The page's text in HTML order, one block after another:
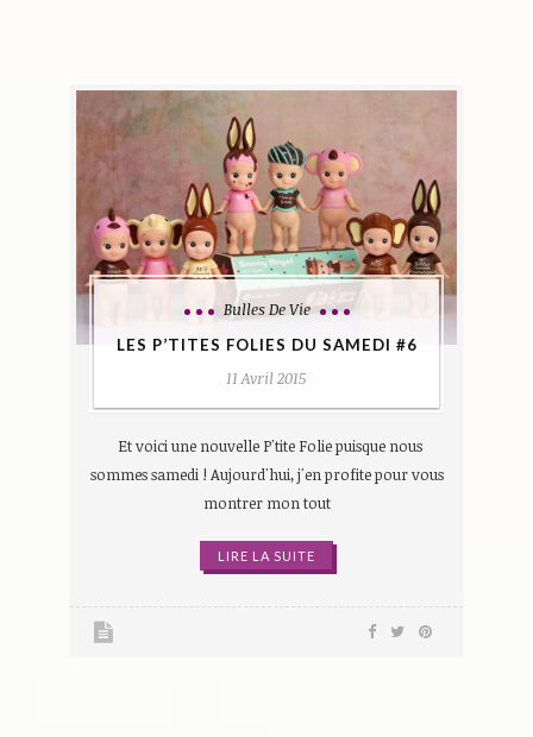
Bulles De Vie
LES P’TITES FOLIES DU SAMEDI #6
11 Avril 2015
Et voici une nouvelle P'tite Folie puisque nous
sommes samedi ! Aujourd'hui, j'en profite pour vous
montrer mon tout
LIRE LA SUITE